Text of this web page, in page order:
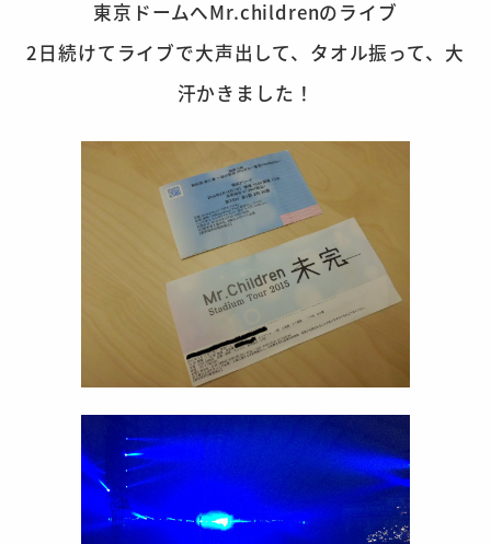
東京ドームへMr.childrenのライブ
2日続けてライブで大声出して、タオル振って、大
汗かきました！